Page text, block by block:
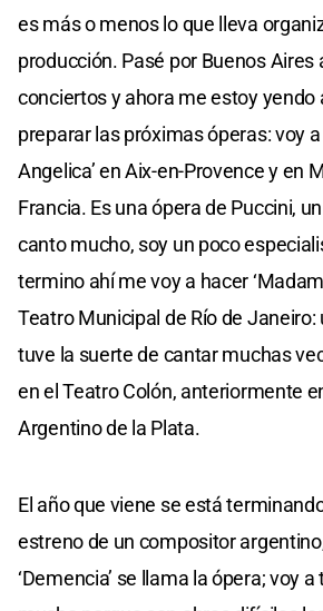
es más o menos lo que lleva
producción. Pasé por Buenos Aires
conciertos y ahora me estoy yendo
preparar las próximas óperas: voy a
Angelica’ en Aix-en-Provence y en
Francia. Es una ópera de Puccini,
canto mucho, soy un poco
termino ahí me voy a hacer
Teatro Municipal de Río de Janeiro:
tuve la suerte de cantar muchas
en el Teatro Colón, anteriormente
Argentino de la Plata.
El año que viene se está
estreno de un compositor
‘Demencia’ se llama la ópera; voy